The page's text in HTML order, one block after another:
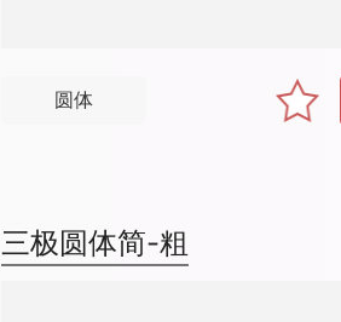
圆体
三极圆体简-粗